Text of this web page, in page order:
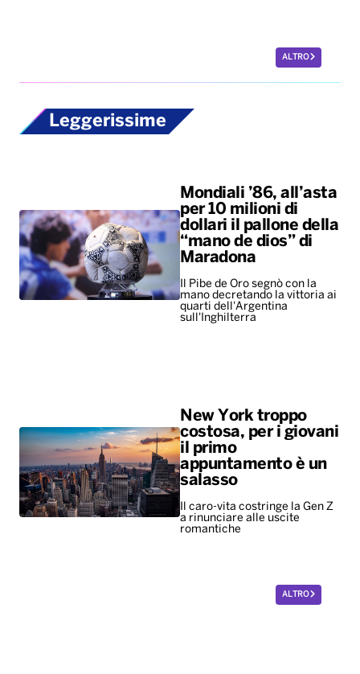
ALTRO
Leggerissime
Mondiali ’86, all’asta
per 10 milioni di
dollari il pallone della
“mano de dios” di
Maradona
Il Pibe de Oro segnò con la
mano decretando la vittoria ai
quarti dell'Argentina
sull'Inghilterra
New York troppo
costosa, per i giovani
il primo
appuntamento è un
salasso
Il caro-vita costringe la Gen Z
a rinunciare alle uscite
romantiche
ALTRO